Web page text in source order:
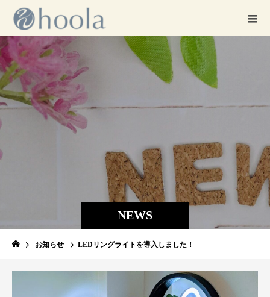
NEWS
お知らせ LEDリングライトを導入しました！